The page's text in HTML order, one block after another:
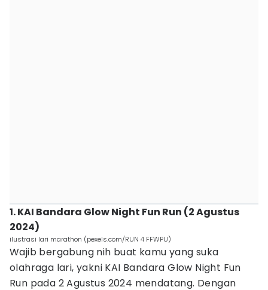
1. KAI Bandara Glow Night Fun Run (2 Agustus
2024)
ilustrasi lari marathon (pexels.com/RUN 4 FFWPU)
Wajib bergabung nih buat kamu yang suka
olahraga lari, yakni KAI Bandara Glow Night Fun
Run pada 2 Agustus 2024 mendatang. Dengan